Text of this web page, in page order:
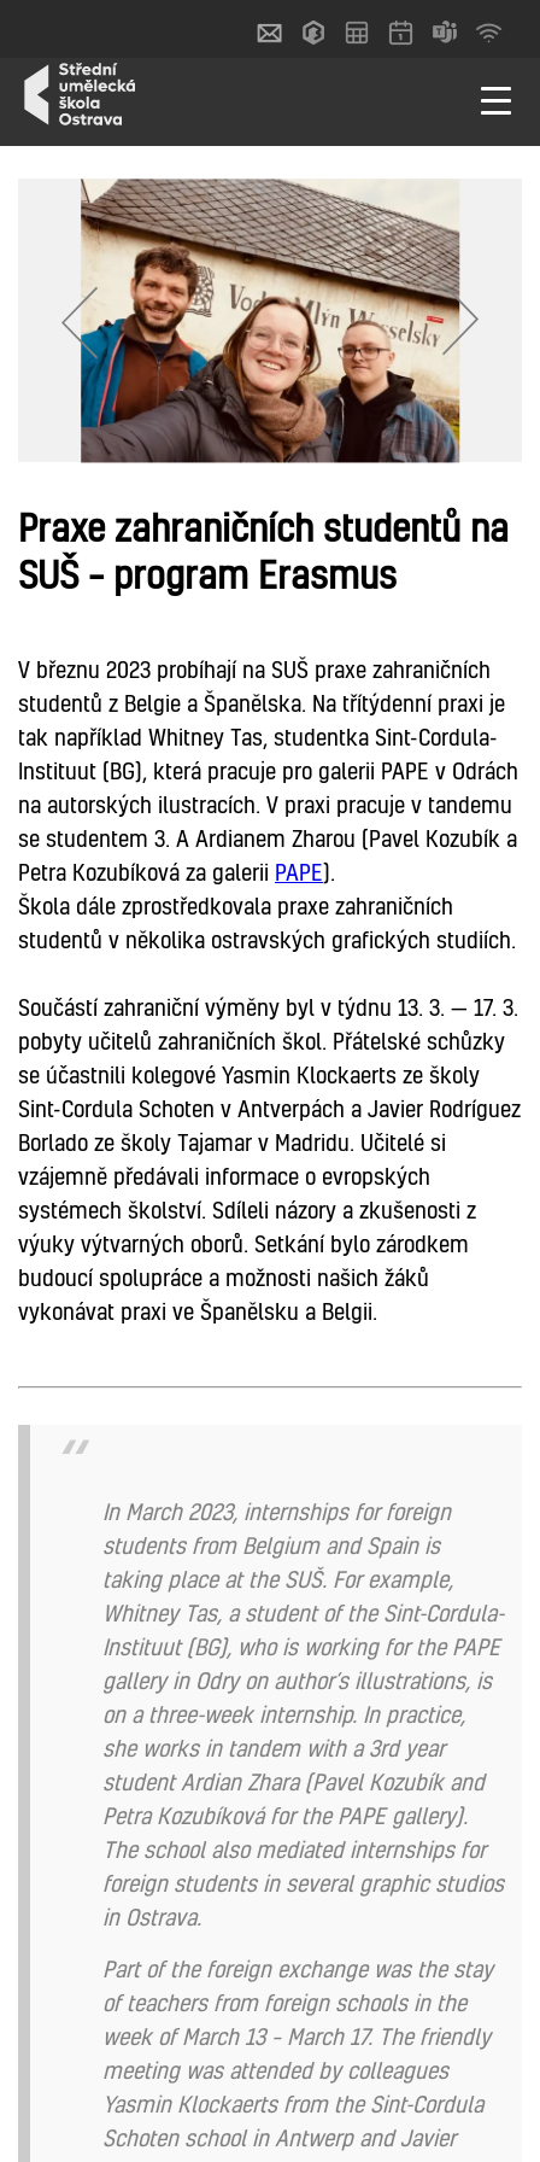
Praxe zahraničních studentů na
SUŠ – program Erasmus
V březnu 2023 probíhají na SUŠ praxe zahraničních
studentů z Belgie a Španělska. Na třítýdenní praxi je
tak například Whitney Tas, studentka Sint-Cordula-
Instituut (BG), která pracuje pro galerii PAPE v Odrách
na autorských ilustracích. V praxi pracuje v tandemu
se studentem 3. A Ardianem Zharou (Pavel Kozubík a
Petra Kozubíková za galerii PAPE).
Škola dále zprostředkovala praxe zahraničních
studentů v několika ostravských grafických studiích.
Součástí zahraniční výměny byl v týdnu 13. 3. — 17. 3.
pobyty učitelů zahraničních škol. Přátelské schůzky
se účastnili kolegové Yasmin Klockaerts ze školy
Sint-Cordula Schoten v Antverpách a Javier Rodríguez
Borlado ze školy Tajamar v Madridu. Učitelé si
vzájemně předávali informace o evropských
systémech školství. Sdíleli názory a zkušenosti z
výuky výtvarných oborů. Setkání bylo zárodkem
budoucí spolupráce a možnosti našich žáků
vykonávat praxi ve Španělsku a Belgii.
In March 2023, internships for foreign
students from Belgium and Spain is
taking place at the SUŠ. For example,
Whitney Tas, a student of the Sint-Cordula-
Instituut (BG), who is working for the PAPE
gallery in Odry on author’s illustrations, is
on a three-week internship. In practice,
she works in tandem with a 3rd year
student Ardian Zhara (Pavel Kozubík and
Petra Kozubíková for the PAPE gallery).
The school also mediated internships for
foreign students in several graphic studios
in Ostrava.
Part of the foreign exchange was the stay
of teachers from foreign schools in the
week of March 13 – March 17. The friendly
meeting was attended by colleagues
Yasmin Klockaerts from the Sint-Cordula
Schoten school in Antwerp and Javier